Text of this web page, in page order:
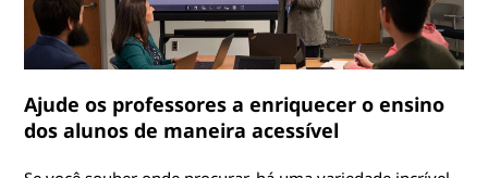
Ajude os professores a enriquecer o ensino
dos alunos de maneira acessível